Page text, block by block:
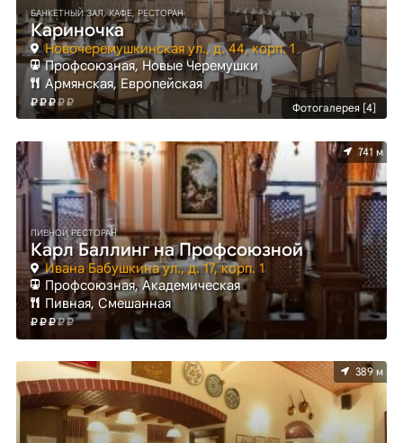
Фотогалерея [4]
БАНКЕТНЫЙ ЗАЛ, КАФЕ, РЕСТОРАН
Кариночка
Новочеремушкинская ул., д. 44, корп. 1
Профсоюзная, Новые Черемушки
Армянская, Европейская
741 м
ПИВНОЙ РЕСТОРАН
Карл Баллинг на Профсоюзной
Ивана Бабушкина ул., д. 17, корп. 1
Профсоюзная, Академическая
Пивная, Смешанная
389 м